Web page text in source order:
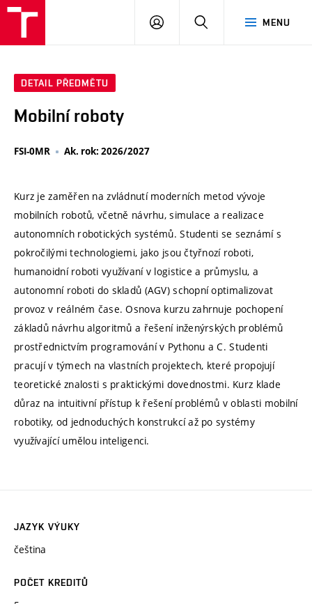
MENU
PŘIHLÁSIT
DETAIL PŘEDMĚTU
Mobilní roboty
FSI-0MR Ak. rok: 2026/2027
Kurz je zaměřen na zvládnutí moderních metod vývoje
mobilních robotů, včetně návrhu, simulace a realizace
autonomních robotických systémů. Studenti se seznámí s
pokročilými technologiemi, jako jsou čtyřnozí roboti,
humanoidní roboti využívaní v logistice a průmyslu, a
autonomní roboti do skladů (AGV) schopní optimalizovat
provoz v reálném čase. Osnova kurzu zahrnuje pochopení
základů návrhu algoritmů a řešení inženýrských problémů
prostřednictvím programování v Pythonu a C. Studenti
pracují v týmech na vlastních projektech, které propojují
teoretické znalosti s praktickými dovednostmi. Kurz klade
důraz na intuitivní přístup k řešení problémů v oblasti mobilní
robotiky, od jednoduchých konstrukcí až po systémy
využívající umělou inteligenci.
JAZYK VÝUKY
čeština
POČET KREDITŮ